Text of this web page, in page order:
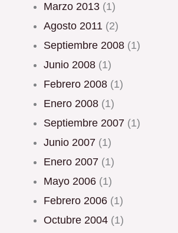
marzo 2013 (1)
agosto 2011 (2)
septiembre 2008 (1)
junio 2008 (1)
febrero 2008 (1)
enero 2008 (1)
septiembre 2007 (1)
junio 2007 (1)
enero 2007 (1)
mayo 2006 (1)
febrero 2006 (1)
octubre 2004 (1)